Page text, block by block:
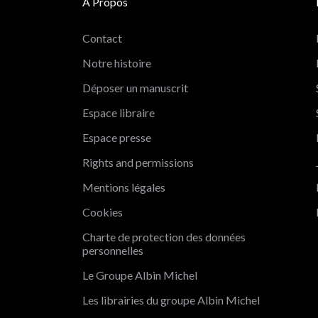
d'être sûrs que le contenu de ce site vous intéresse
pendant votre visite...
Contact
Notre histoire
Déposer un manuscrit
Espace libraire
Espace presse
Rights and permissions
Mentions légales
Cookies
Charte de protection des données
personnelles
Le Groupe Albin Michel
Les librairies du groupe Albin Michel